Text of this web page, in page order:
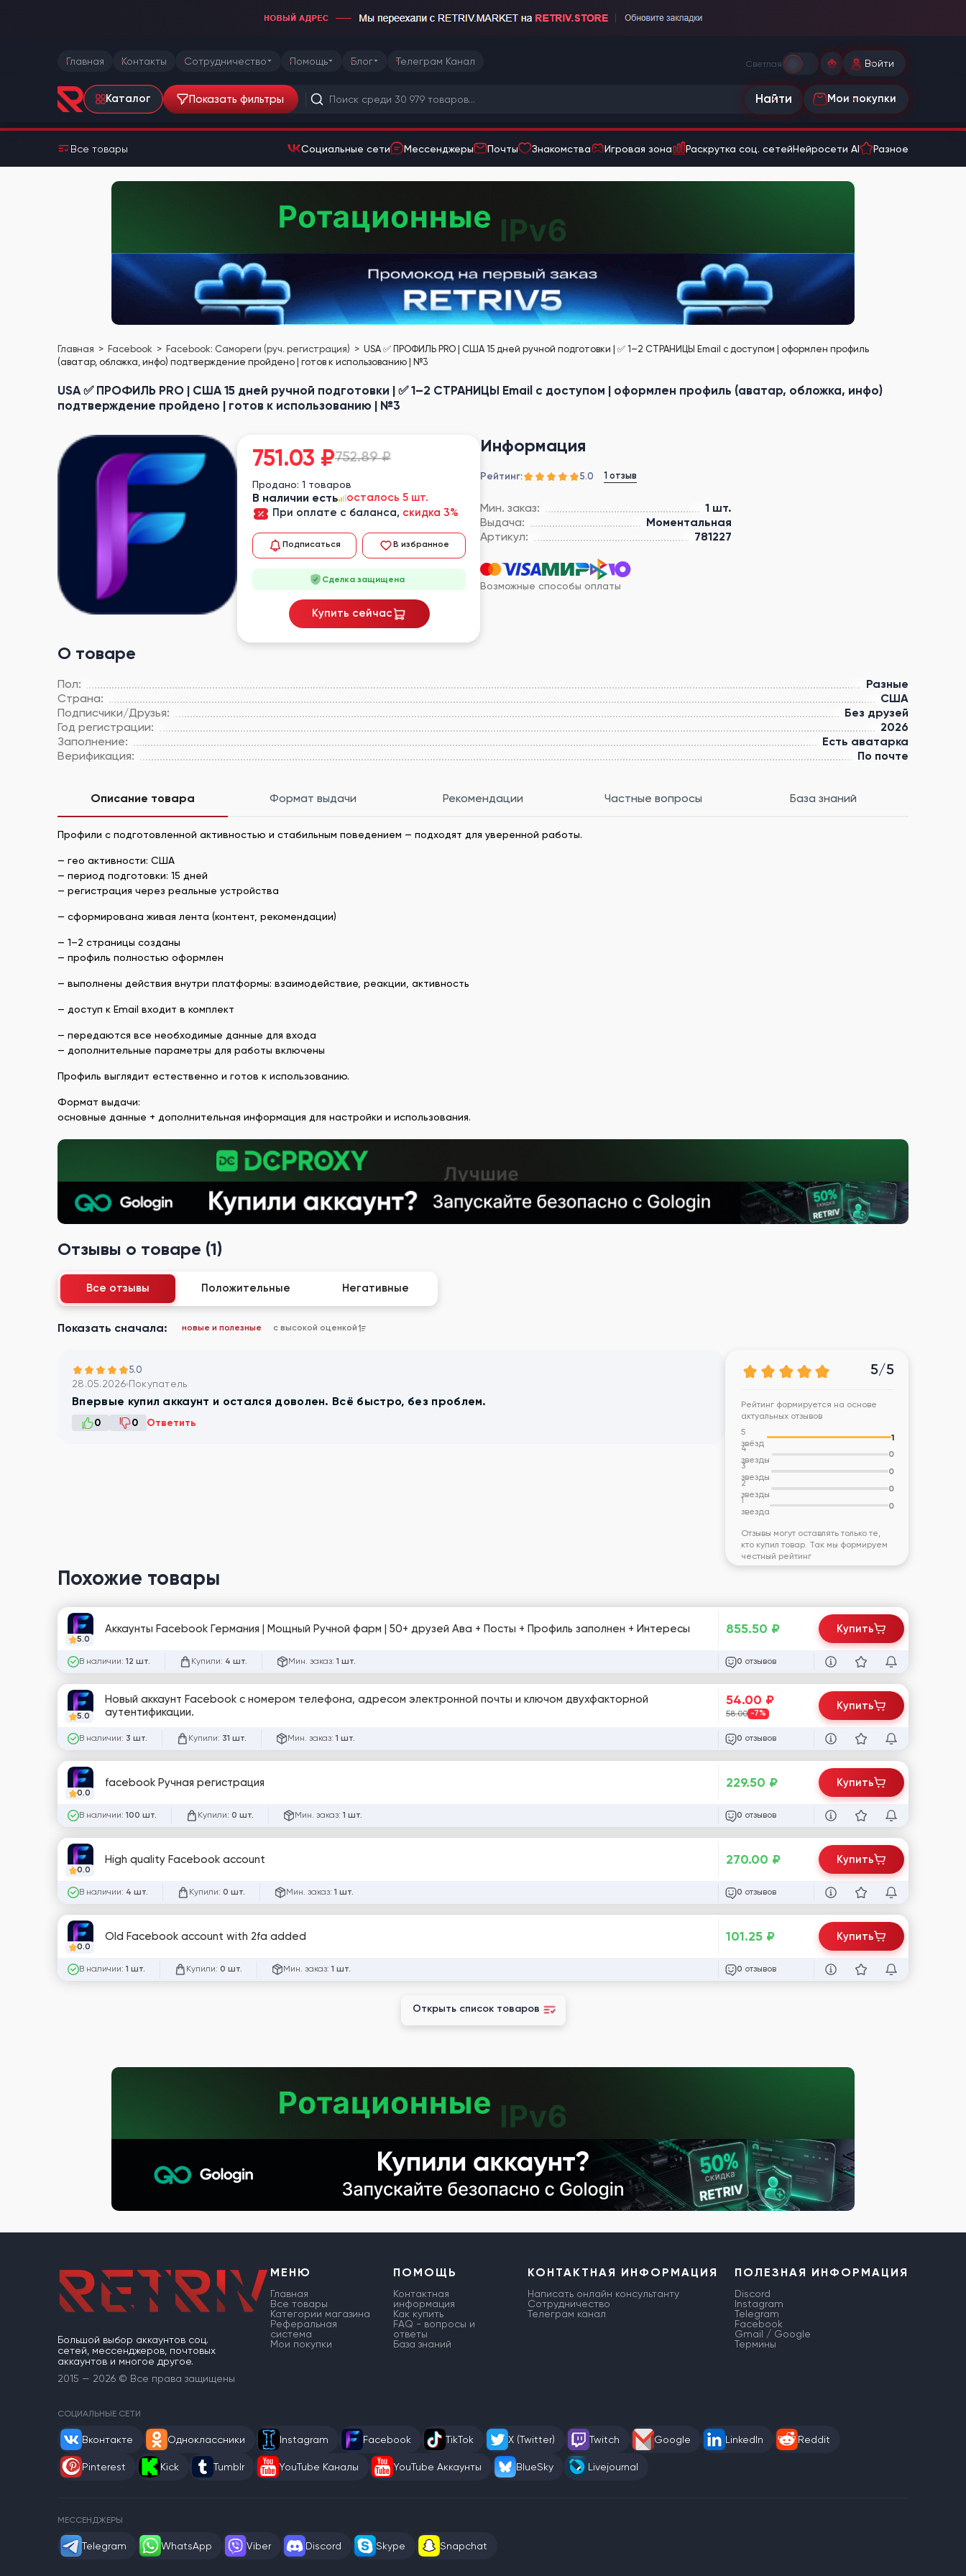
Главная Контакты Сотрудничество Помощь Блог Телеграм Канал Светлая Войти
Каталог Показать фильтры Найти Мои покупки
Все товары Социальные сети Мессенджеры Почты Знакомства Игровая зона Раскрутка соц. сетейНейросети AI Разное
Главная Facebook Facebook: Самореги (руч. регистрация)
USA ✅ ПРОФИЛЬ PRO | США 15 дней ручной подготовки | ✅ 1–2 СТРАНИЦЫ Email с доступом | оформлен профиль
(аватар, обложка, инфо) подтверждение пройдено | готов к использованию | №3
USA ✅ ПРОФИЛЬ PRO | США 15 дней ручной подготовки | ✅ 1–2 СТРАНИЦЫ Email с доступом | оформлен профиль (аватар, обложка, инфо)
подтверждение пройдено | готов к использованию | №3
Информация
Рейтинг: 5.0 1 отзыв
Мин. заказ:
1 шт.
Выдача:
Моментальная
Артикул:
781227
Возможные способы оплаты
О товаре
Пол:
Разные
Страна:
США
Подписчики/Друзья:
Без друзей
Год регистрации:
2026
Заполнение:
Есть аватарка
Верификация:
По почте
751.03 ₽752.89 ₽
Продано: 1 товаров
В наличии есть
осталось 5 шт.
При оплате с баланса, скидка 3%
Подписаться В избранное
Сделка защищена
Купить сейчас
Описание товара Формат выдачи Рекомендации Частные вопросы База знаний
Профили с подготовленной активностью и стабильным поведением — подходят для уверенной работы.
— гео активности: США
— период подготовки: 15 дней
— регистрация через реальные устройства
— сформирована живая лента (контент, рекомендации)
— 1–2 страницы созданы
— профиль полностью оформлен
— выполнены действия внутри платформы: взаимодействие, реакции, активность
— доступ к Email входит в комплект
— передаются все необходимые данные для входа
— дополнительные параметры для работы включены
Профиль выглядит естественно и готов к использованию.
Формат выдачи:
основные данные + дополнительная информация для настройки и использования.
Отзывы о товаре (1)
Все отзывы Положительные Негативные
Показать сначала: новые и полезные с высокой оценкой
5.0
28.05.2026 Покупатель
Впервые купил аккаунт и остался доволен. Всё быстро, без проблем.
0 0 Ответить
5/5
Рейтинг формируется на основе
актуальных отзывов
5
звёзд
1
4
звезды
0
3
звезды
0
2
звезды
0
1
звезда
0
Отзывы могут оставлять только те,
кто купил товар. Так мы формируем
честный рейтинг
Похожие товары
5.0
Аккаунты Facebook Германия | Мощный Ручной фарм | 50+ друзей Ава + Посты + Профиль заполнен + Интересы
В наличии: 12 шт. Купили: 4 шт. Мин. заказ: 1 шт.
855.50 ₽
0 отзывов
Купить
5.0
Новый аккаунт Facebook с номером телефона, адресом электронной почты и ключом двухфакторной
аутентификации.
В наличии: 3 шт. Купили: 31 шт. Мин. заказ: 1 шт.
54.00 ₽
58.00 -7%
0 отзывов
Купить
0.0
facebook Ручная регистрация
В наличии: 100 шт. Купили: 0 шт. Мин. заказ: 1 шт.
229.50 ₽
0 отзывов
Купить
0.0
High quality Facebook account
В наличии: 4 шт. Купили: 0 шт. Мин. заказ: 1 шт.
270.00 ₽
0 отзывов
Купить
0.0
Old Facebook account with 2fa added
В наличии: 1 шт. Купили: 0 шт. Мин. заказ: 1 шт.
101.25 ₽
0 отзывов
Купить
Открыть список товаров
Большой выбор аккаунтов соц.
сетей, мессенджеров, почтовых
аккаунтов и многое другое.
2015 — 2026 © Все права защищены
МЕНЮ
Главная
Все товары
Категории магазина
Реферальная
система
Мои покупки
ПОМОЩЬ
Контактная
информация
Как купить
FAQ - вопросы и
ответы
База знаний
КОНТАКТНАЯ ИНФОРМАЦИЯ
Написать онлайн консультанту
Сотрудничество
Телеграм канал
ПОЛЕЗНАЯ ИНФОРМАЦИЯ
Discord
Instagram
Telegram
Facebook
Gmail / Google
Термины
СОЦИАЛЬНЫЕ СЕТИ
Вконтакте Одноклассники Instagram Facebook TikTok X (Twitter) Twitch Google LinkedIn Reddit
Pinterest Kick Tumblr YouTube Каналы YouTube Аккаунты BlueSky Livejournal
МЕССЕНДЖЕРЫ
Telegram WhatsApp Viber Discord Skype Snapchat